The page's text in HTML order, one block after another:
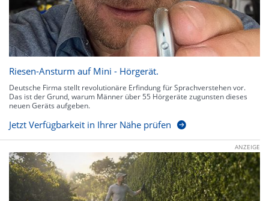
Riesen-Ansturm auf Mini - Hörgerät.
Deutsche Firma stellt revolutionäre Erfindung für Sprachverstehen vor.
Das ist der Grund, warum Männer über 55 Hörgeräte zugunsten dieses
neuen Geräts aufgeben.
Jetzt Verfügbarkeit in Ihrer Nähe prüfen
ANZEIGE